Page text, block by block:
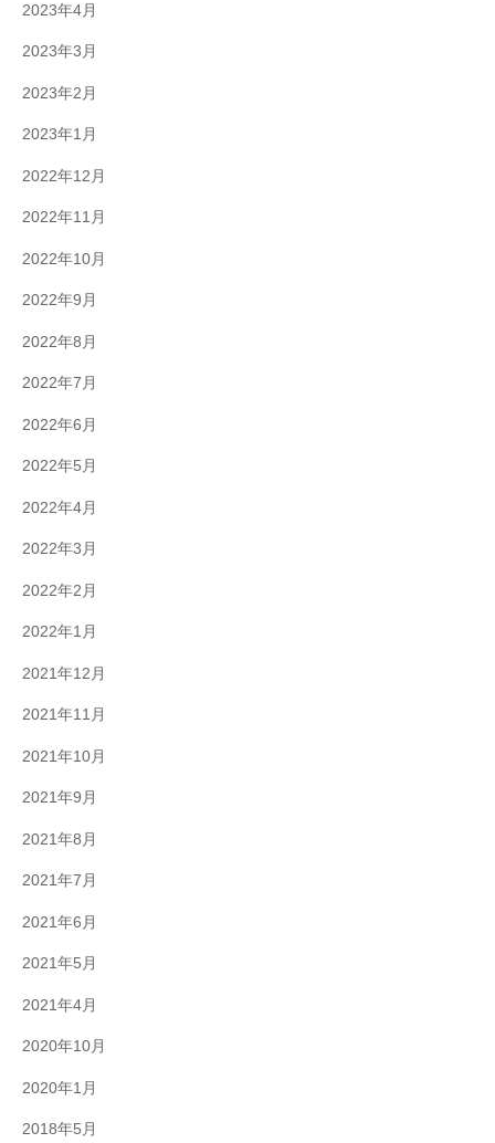
2023年4月
2023年3月
2023年2月
2023年1月
2022年12月
2022年11月
2022年10月
2022年9月
2022年8月
2022年7月
2022年6月
2022年5月
2022年4月
2022年3月
2022年2月
2022年1月
2021年12月
2021年11月
2021年10月
2021年9月
2021年8月
2021年7月
2021年6月
2021年5月
2021年4月
2020年10月
2020年1月
2018年5月